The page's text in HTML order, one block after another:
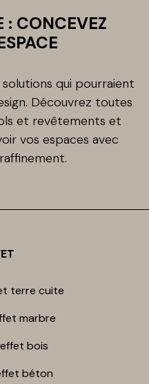
: CONCEVEZ
qui pourraient
Découvrez toutes
et revêtements et
vos espaces avec
terre cuite
marbre
bois
béton